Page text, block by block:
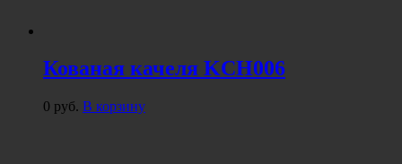
Кованая качеля KCH006
0 руб. В корзину